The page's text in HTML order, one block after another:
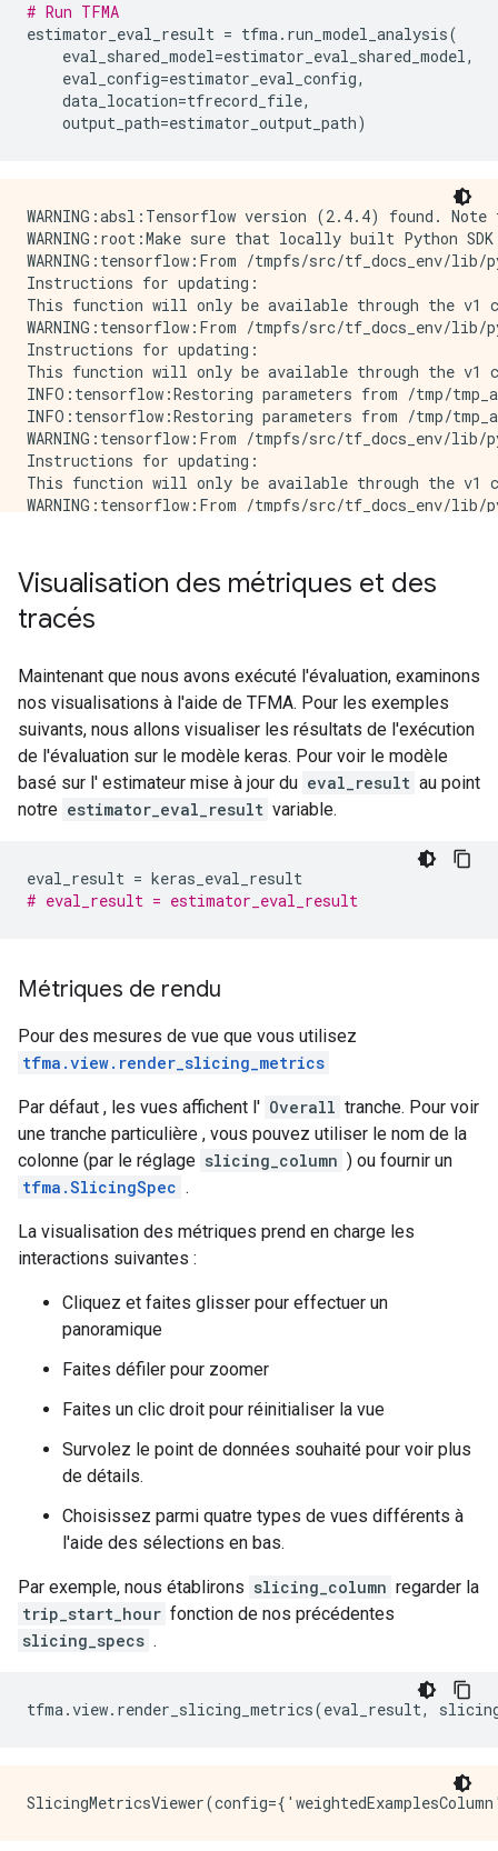
# Run TFMA
estimator_eval_result = tfma. run_model_analysis(
eval_shared_model=estimator_eval_shared_model,
eval_config=estimator_eval_config,
data_location=tfrecord_file,
output_path=estimator_output_path)
WARNING:absl:Tensorflow version (2.4.4) found.
WARNING:root:Make sure that locally built Python
WARNING:tensorflow:From /tmpfs/src/tf_docs_env/
Instructions for updating:
This function will only be available through the v1
WARNING:tensorflow:From /tmpfs/src/tf_docs_env/
Instructions for updating:
This function will only be available through the v1
INFO:tensorflow:Restoring parameters from /tmp/
INFO:tensorflow:Restoring parameters from /tmp/
WARNING:tensorflow:From /tmpfs/src/tf_docs_env/
Instructions for updating:
This function will only be available through the v1
WARNING:tensorflow:From /tmpfs/src/tf_docs_env/
Visualisation des métriques et des
tracés
Maintenant que nous avons exécuté l'évaluation, examinons
nos visualisations à l'aide de TFMA. Pour les exemples
suivants, nous allons visualiser les résultats de l'exécution
de l'évaluation sur le modèle keras. Pour voir le modèle
basé sur l' estimateur mise à jour du eval_result au point
notre estimator_eval_result variable.
eval_result = keras_eval_result
# eval_result = estimator_eval_result
Métriques de rendu
Pour des mesures de vue que vous utilisez
tfma.view.render_slicing_metrics
Par défaut , les vues affichent l' Overall tranche. Pour voir
une tranche particulière , vous pouvez utiliser le nom de la
colonne (par le réglage slicing_column ) ou fournir un
tfma.SlicingSpec .
La visualisation des métriques prend en charge les
interactions suivantes :
Cliquez et faites glisser pour effectuer un
panoramique
Faites défiler pour zoomer
Faites un clic droit pour réinitialiser la vue
Survolez le point de données souhaité pour voir plus
de détails.
Choisissez parmi quatre types de vues différents à
l'aide des sélections en bas.
Par exemple, nous établirons slicing_column regarder la
trip_start_hour fonction de nos précédentes
slicing_specs .
tfma.view. render_slicing_metrics(eval_result,